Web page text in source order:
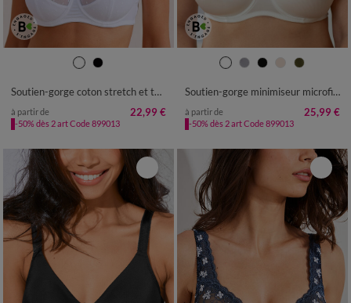
Soutien-gorge coton stretch et tulle plumetis Kalaoa - avec armatures
à partir de 22,99 €
-50% dès 2 art Code 899013
Soutien-gorge minimiseur microfibre toute douce - avec armatures
à partir de 25,99 €
-50% dès 2 art Code 899013